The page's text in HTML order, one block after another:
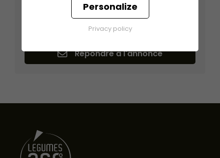
Légumes 360
DIVATTE SUR LOIRE (44450)
Répondre à l'annonce
Personalize
Privacy policy